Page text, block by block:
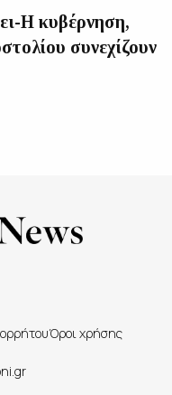
Η κυβέρνηση,
συνεχίζουν
Όροι χρήσης